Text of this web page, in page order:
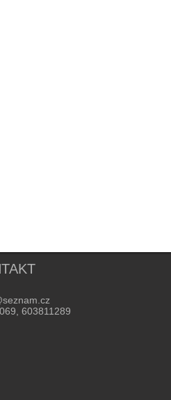
603811289